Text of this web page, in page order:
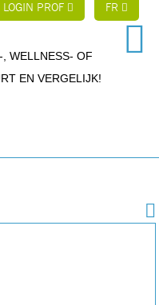
LOGIN PROF FR
WELLNESS- OF
EN VERGELIJK!